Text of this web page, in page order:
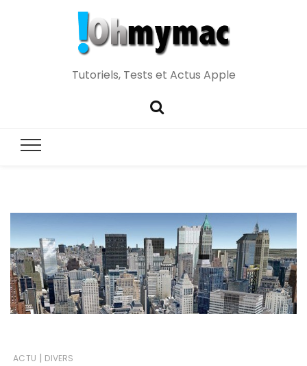
Tutoriels, Tests et Actus Apple
ACTU | DIVERS